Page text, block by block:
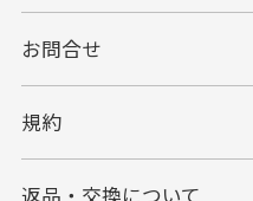
代金引換
代引手数料一律400円
お問合せ
規約
返品・交換について